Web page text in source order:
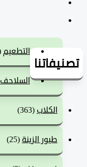
التطعيم(3)
السلاحف(24)
الكلاب(363)
طيور الزينة (25)